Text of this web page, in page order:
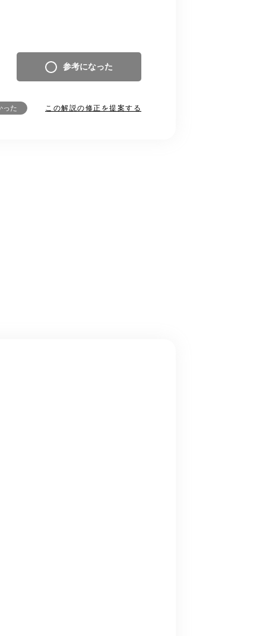
参考になった
った この解説の修正を提案する